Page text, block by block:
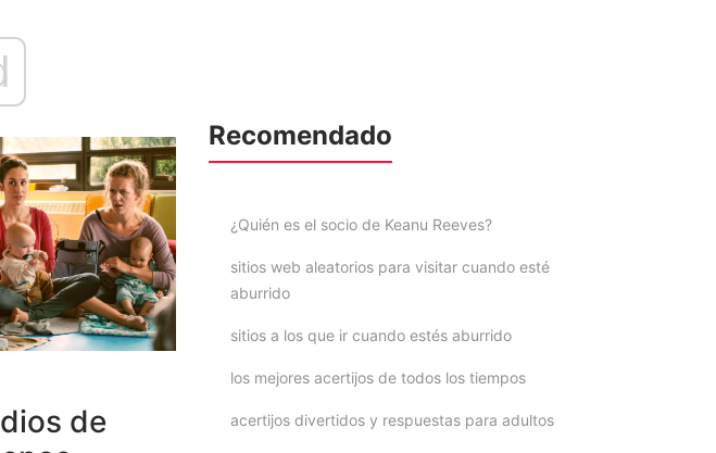
de
Recomendado
¿Quién es el socio de Keanu Reeves?
sitios web aleatorios para visitar cuando esté
aburrido
sitios a los que ir cuando estés aburrido
los mejores acertijos de todos los tiempos
acertijos divertidos y respuestas para adultos